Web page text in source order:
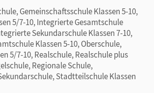
Gemeinschaftsschule Klassen 5-10,
5/7-10, Integrierte Gesamtschule
Sekundarschule Klassen 7-10,
Klassen 5-10, Oberschule,
5/7-10, Realschule, Realschule plus
Regionale Schule,
Stadtteilschule Klassen